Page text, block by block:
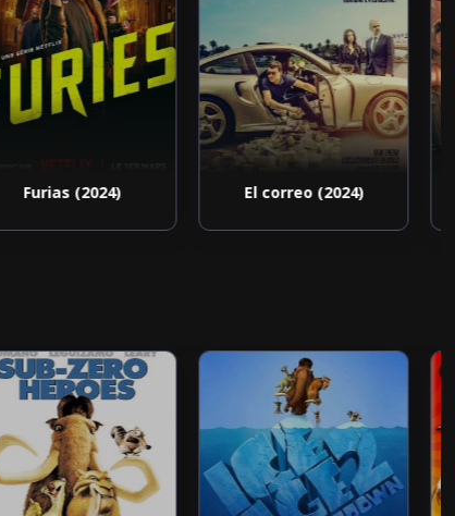
Furias (2024) El correo (2024)